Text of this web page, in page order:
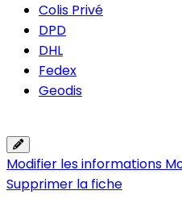
Colis Privé
DPD
DHL
Fedex
Geodis
Modifier les informations
Supprimer la fiche